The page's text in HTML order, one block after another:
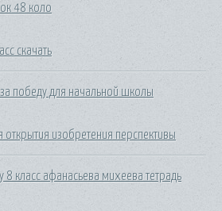
48 коло
скачать
победу для начальной школы
открытия изобретения перспективы
8 класс афанасьева михеева тетрадь